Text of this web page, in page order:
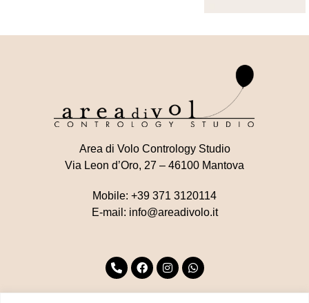
Area di Volo Contrology Studio
Via Leon d’Oro, 27 – 46100 Mantova
Mobile: +39 371 3120114
E-mail: info@areadivolo.it